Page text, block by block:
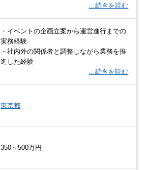
…続きを読む
・イベントの企画立案から運営進行までの
実務経験
・社内外の関係者と調整しながら業務を推
進した経験
…続きを読む
東京都
350～500万円